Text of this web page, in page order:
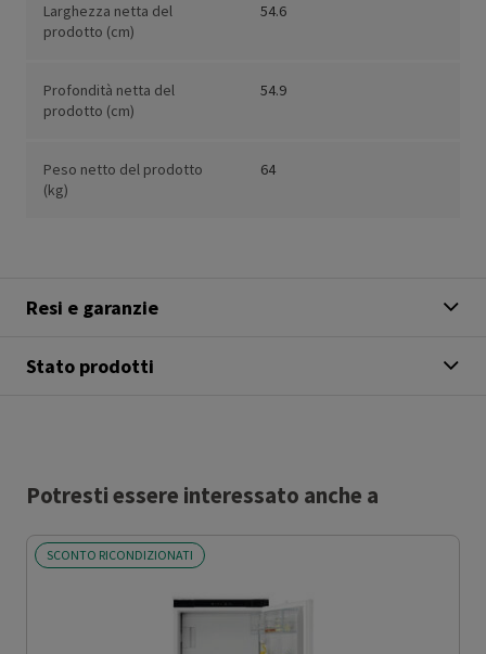
Larghezza netta del
prodotto (cm)
54.6
Profondità netta del
prodotto (cm)
54.9
Peso netto del prodotto
(kg)
64
Resi e garanzie
Stato prodotti
Potresti essere interessato anche a
SCONTO RICONDIZIONATI